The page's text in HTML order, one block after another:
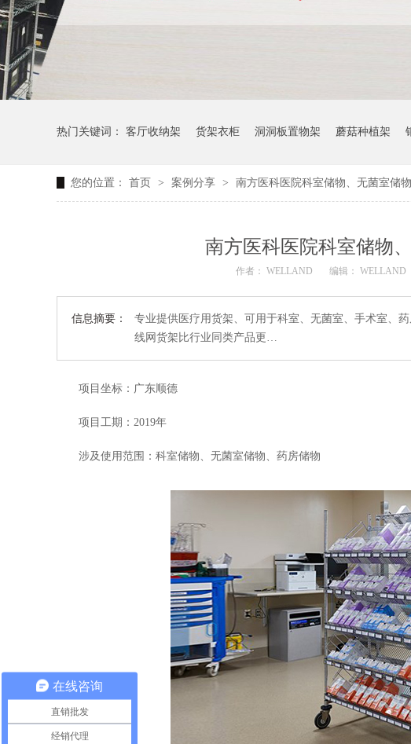
热门关键词： 客厅收纳架 货架衣柜 洞洞板置物架 蘑菇种植架
您的位置： 首页 > 案例分享 > 南方医科医院科室储物、无菌室储
南方医科医院科室储物
作者： WELLAND 编辑： WELLAND
信息摘要：
专业提供医疗用货架、可用于科室、无菌室、手术室、
线网货架比行业同类产品更…
项目坐标：广东顺德
项目工期：2019年
涉及使用范围：科室储物、无菌室储物、药房储物
在线咨询
直销批发
经销代理